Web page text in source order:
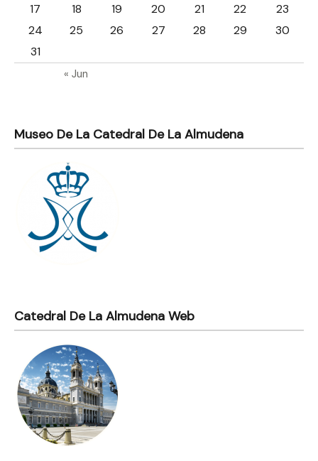
« Jun
17
18 19 20 21 22
23
24
25 26 27 28 29
30
31
Museo De La Catedral De La Almudena
Catedral De La Almudena Web